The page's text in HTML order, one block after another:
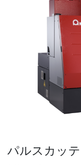
パルスカッ